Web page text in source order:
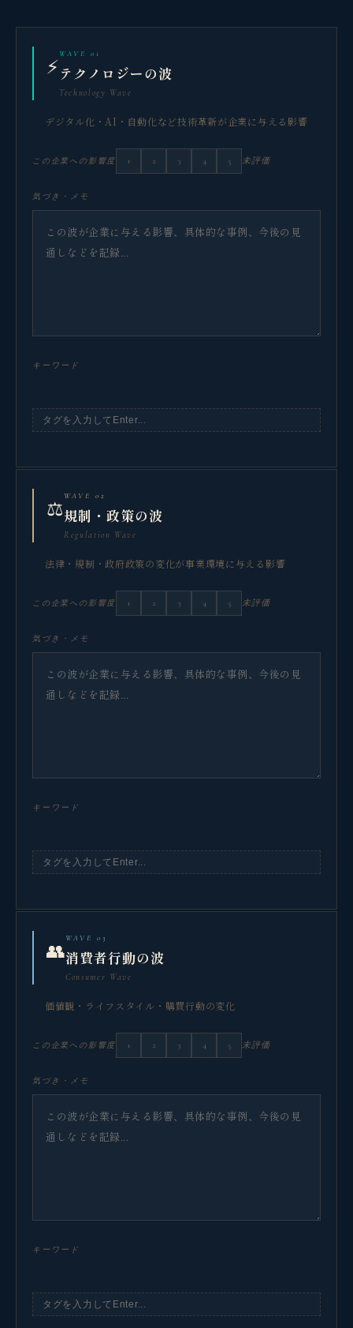
⚡ WAVE 01
テクノロジーの波
Technology Wave
デジタル化・AI・自動化など技術革新が企業に与える影響
この企業への影響度 1 2 3 4 5 未評価
気づき・メモ
キーワード
⚖️ WAVE 02
規制・政策の波
Regulation Wave
法律・規制・政府政策の変化が事業環境に与える影響
この企業への影響度 1 2 3 4 5 未評価
気づき・メモ
キーワード
👥WAVE 03
消費者行動の波
Consumer Wave
価値観・ライフスタイル・購買行動の変化
この企業への影響度 1 2 3 4 5 未評価
気づき・メモ
キーワード